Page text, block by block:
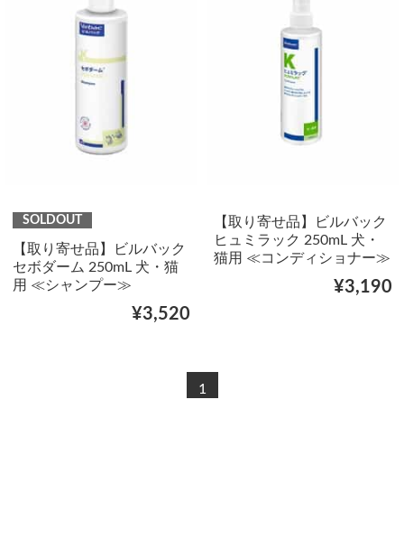
SOLDOUT
【取り寄せ品】ビルバック
セボダーム 250mL 犬・猫
用 ≪シャンプー≫
¥3,520
【取り寄せ品】ビルバック
ヒュミラック 250mL 犬・
猫用 ≪コンディショナー≫
¥3,190
1